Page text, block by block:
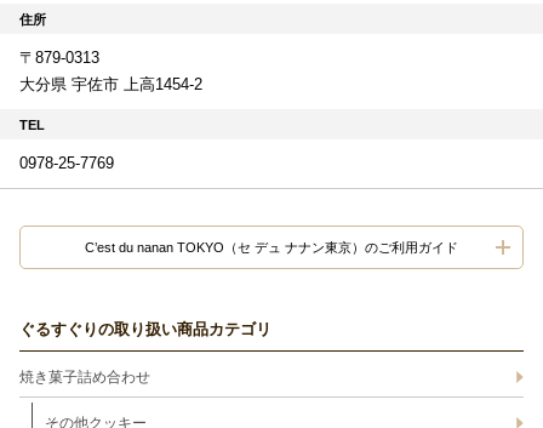
住所
〒879-0313
大分県 宇佐市 上高1454‐2
TEL
0978-25-7769
C’est du nanan TOKYO（セ デュ ナナン東京）のご利用ガイド
ぐるすぐりの取り扱い商品カテゴリ
焼き菓子詰め合わせ
その他クッキー